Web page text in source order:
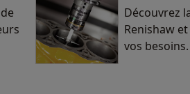
Découvrez
Renishaw
vos besoins.